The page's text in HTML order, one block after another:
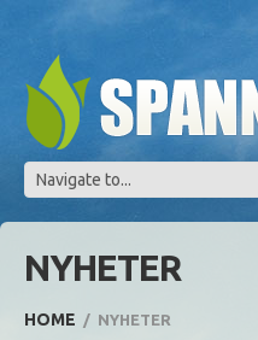
NYHETER
HOME NYHETER